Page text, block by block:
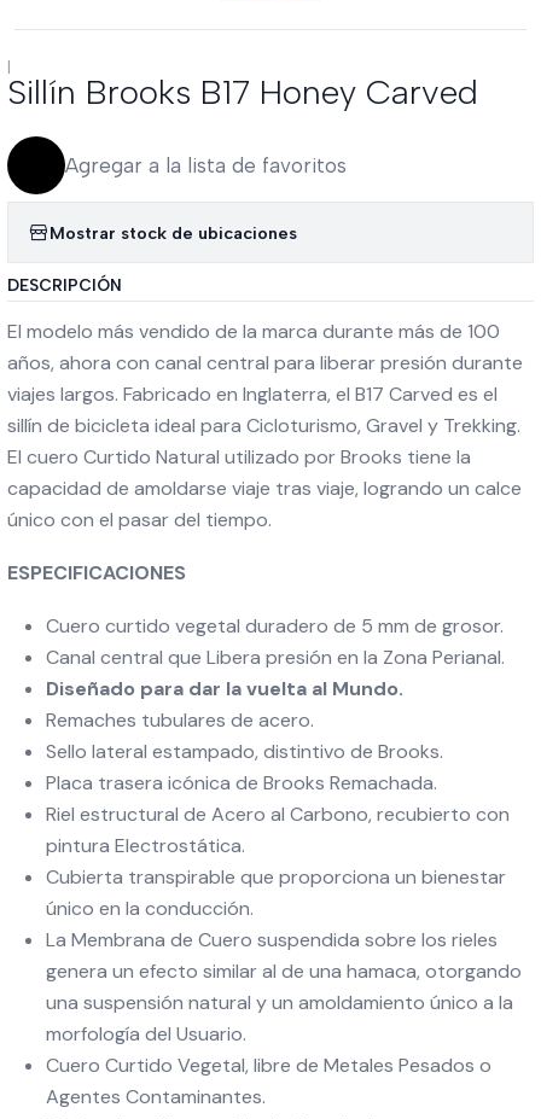
|
Sillín Brooks B17 Honey Carved
Agregar a la lista de favoritos
Mostrar stock de ubicaciones
DESCRIPCIÓN
El modelo más vendido de la marca durante más de 100
años, ahora con canal central para liberar presión durante
viajes largos. Fabricado en Inglaterra, el B17 Carved es el
sillín de bicicleta ideal para Cicloturismo, Gravel y Trekking.
El cuero Curtido Natural utilizado por Brooks tiene la
capacidad de amoldarse viaje tras viaje, logrando un calce
único con el pasar del tiempo.
ESPECIFICACIONES
Cuero curtido vegetal duradero de 5 mm de grosor.
Canal central que Libera presión en la Zona Perianal.
Diseñado para dar la vuelta al Mundo.
Remaches tubulares de acero.
Sello lateral estampado, distintivo de Brooks.
Placa trasera icónica de Brooks Remachada.
Riel estructural de Acero al Carbono, recubierto con
pintura Electrostática.
Cubierta transpirable que proporciona un bienestar
único en la conducción.
La Membrana de Cuero suspendida sobre los rieles
genera un efecto similar al de una hamaca, otorgando
una suspensión natural y un amoldamiento único a la
morfología del Usuario.
Cuero Curtido Vegetal, libre de Metales Pesados o
Agentes Contaminantes.